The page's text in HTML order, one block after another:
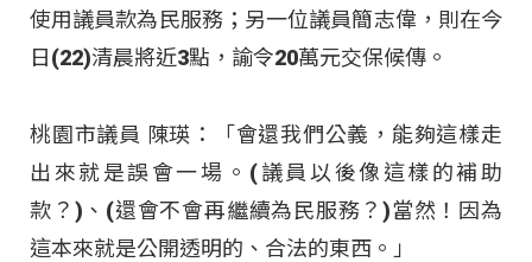
使用議員款為民服務；另一位議員簡志偉，則在今
日(22)清晨將近3點，諭令20萬元交保候傳。
桃園市議員 陳瑛：「會還我們公義，能夠這樣走
出來就是誤會一場。(議員以後像這樣的補助
款？)、(還會不會再繼續為民服務？)當然！因為
這本來就是公開透明的、合法的東西。」